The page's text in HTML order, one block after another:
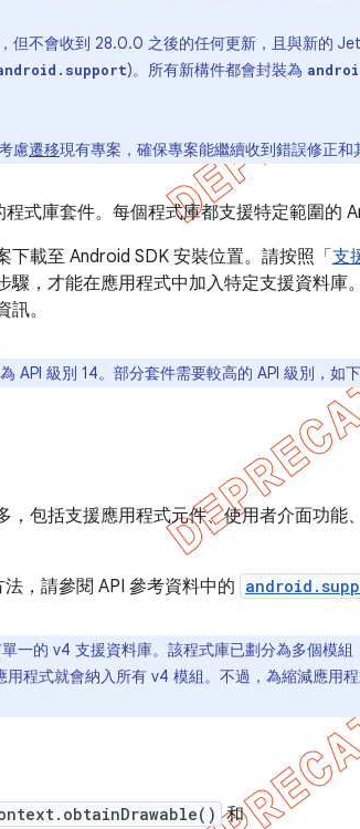
但不會收到 28.0.0 之後的任何更新，且與新的
)。所有新構件都會封裝為
慮遷移現有專案，確保專案能繼續收到錯誤修正
式庫套件。每個程式庫都支援特定範圍的
載至 Android SDK 安裝位置。請按照「 支
，才能在應用程式中加入特定支援資料庫
。
API 級別 14。部分套件需要較高的 API 級別，如
，包括支援應用程式元件、使用者介面功能
，請參閱 API 參考資料中的
一的 v4 支援資料庫。該程式庫已劃分為多個模
用程式就會納入所有 v4 模組。不過，為縮減應用
和